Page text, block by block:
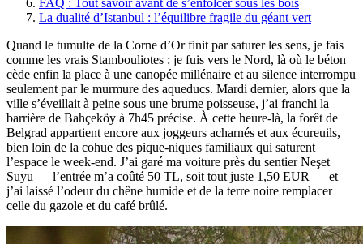
La dualité d’Istanbul : l’équilibre fragile du géant vert
Quand le tumulte de la Corne d’Or finit par saturer les sens, je fais
comme les vrais Stambouliotes : je fuis vers le Nord, là où le béton
cède enfin la place à une canopée millénaire et au silence interrompu
seulement par le murmure des aqueducs. Mardi dernier, alors que la
ville s’éveillait à peine sous une brume poisseuse, j’ai franchi la
barrière de Bahçeköy à 7h45 précise. À cette heure-là, la forêt de
Belgrad appartient encore aux joggeurs acharnés et aux écureuils,
bien loin de la cohue des pique-niques familiaux qui saturent
l’espace le week-end. J’ai garé ma voiture près du sentier Neşet
Suyu — l’entrée m’a coûté 50 TL, soit tout juste 1,50 EUR — et
j’ai laissé l’odeur du chêne humide et de la terre noire remplacer
celle du gazole et du café brûlé.